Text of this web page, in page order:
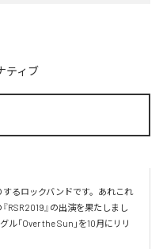
ティブ
るロックバンドです。あれこれ
RSR2019』の出演を果たしまし
「Over the Sun」を10月にリリ